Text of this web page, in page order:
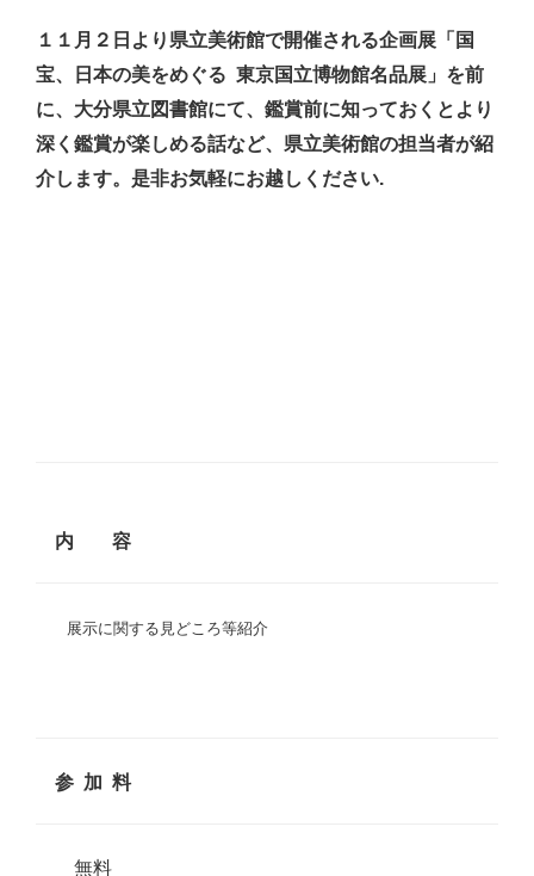
１１月２日より県立美術館で開催される企画展「国
宝、日本の美をめぐる 東京国立博物館名品展」を前
に、大分県立図書館にて、鑑賞前に知っておくとより
深く鑑賞が楽しめる話など、県立美術館の担当者が紹
介します。是非お気軽にお越しください.
内 容
展示に関する見どころ等紹介
参 加 料
無料